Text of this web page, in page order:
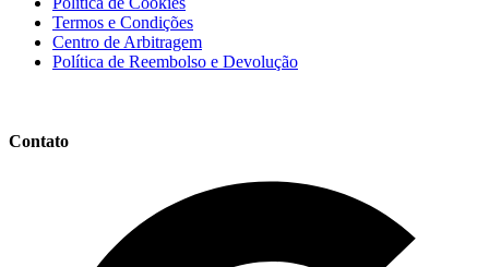
Termos e Condições
Centro de Arbitragem
Política de Reembolso e Devolução
Contato